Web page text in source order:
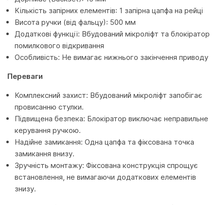
Кількість запірних елементів: 1 запірна цапфа на рейці
Висота ручки (від фальцу): 500 мм
Додаткові функції: Вбудований мікроліфт та блокіратор
помилкового відкривання
Особливість: Не вимагає нижнього закінчення приводу
Переваги
Комплексний захист: Вбудований мікроліфт запобігає
провисанню стулки.
Підвищена безпека: Блокіратор виключає неправильне
керування ручкою.
Надійне замикання: Одна цапфа та фіксована точка
замикання внизу.
Зручність монтажу: Фіксована конструкція спрощує
встановлення, не вимагаючи додаткових елементів
знизу.